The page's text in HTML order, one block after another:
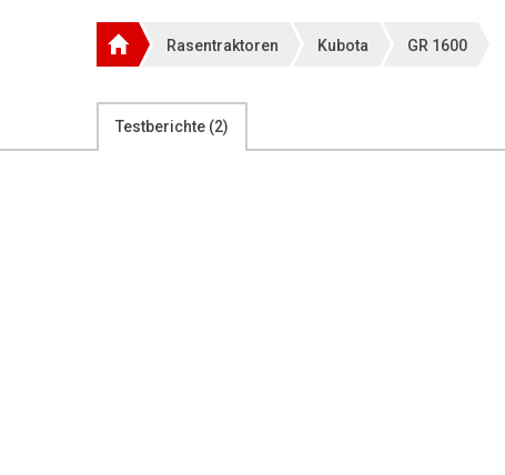
Rasentraktoren Kubota GR 1600
Testberichte (2)